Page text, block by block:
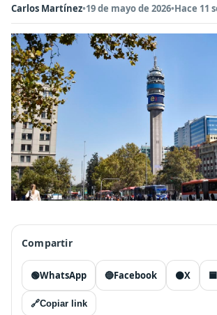
Carlos Martínez•19 de mayo de 2026•Hace 11
Compartir
🟢WhatsApp 🔵Facebook ⚫X 🟦
🔗Copiar link